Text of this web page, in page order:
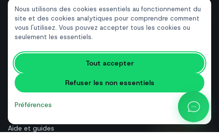
Nous utilisons des cookies essentiels au fonctionnement du
site et des cookies analytiques pour comprendre comment
vous l'utilisez. Vous pouvez accepter tous les cookies ou
seulement les essentiels.
Tout accepter
Refuser les non essentiels
Préférences
Immobilier
RESSOURCES
Outils gratuits
Glossaire
Comparatifs
Aide et guides